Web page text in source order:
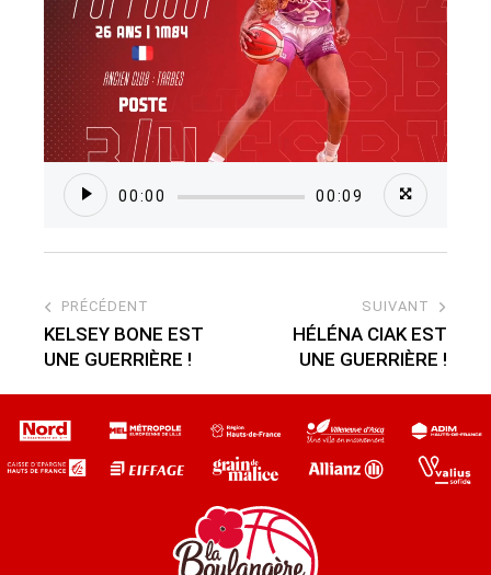
00:00 00:09
PRÉCÉDENT
KELSEY BONE EST
UNE GUERRIÈRE !
SUIVANT
HÉLÉNA CIAK EST
UNE GUERRIÈRE !